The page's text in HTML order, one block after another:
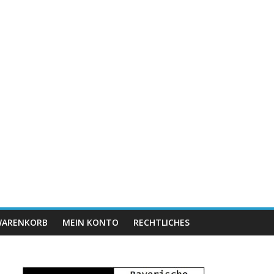
MEIN KONTO RECHTLICHES